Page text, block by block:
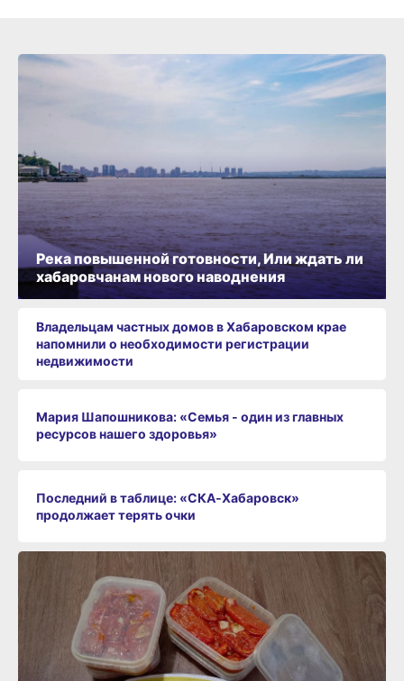
Река повышенной готовности, Или ждать ли
хабаровчанам нового наводнения
Владельцам частных домов в Хабаровском крае
напомнили о необходимости регистрации
недвижимости
Мария Шапошникова: «Семья - один из главных
ресурсов нашего здоровья»
Последний в таблице: «СКА‑Хабаровск»
продолжает терять очки